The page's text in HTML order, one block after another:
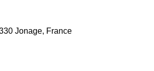
Jonage, France